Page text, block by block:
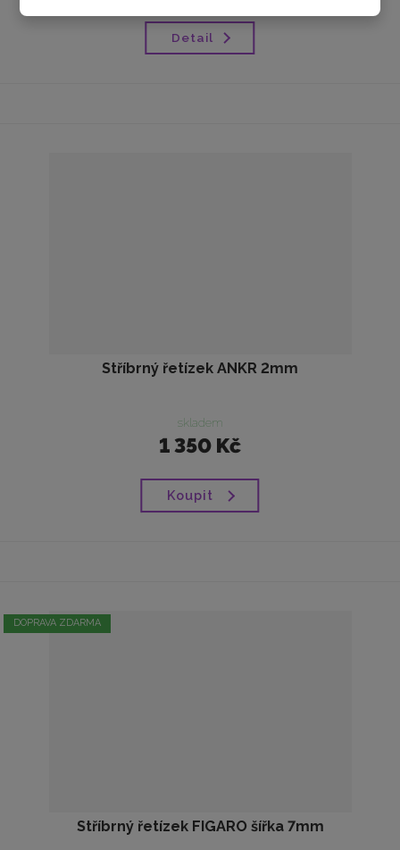
Detail
Stříbrný řetízek ANKR 2mm
skladem
1 350 Kč
Koupit
DOPRAVA ZDARMA
Stříbrný řetízek FIGARO šířka 7mm